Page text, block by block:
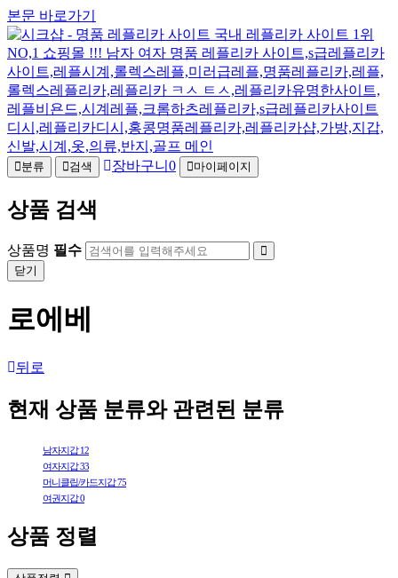
본문 바로가기
분류 검색 장바구니 0 마이페이지
상품 검색
상품명 필수
닫기
로에베
뒤로
현재 상품 분류와 관련된 분류
남자지갑12
여자지갑33
머니클립/카드지갑75
여권지갑0
상품 정렬